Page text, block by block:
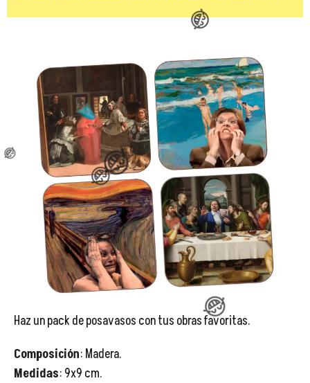
Haz un pack de posavasos con tus obras favoritas.
Composición: Madera.
Medidas: 9x9 cm.
😂
😂
😂